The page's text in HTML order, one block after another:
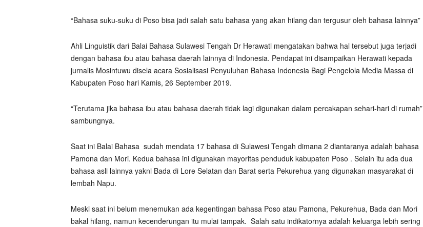
“Bahasa suku-suku di Poso bisa jadi salah satu bahasa yang akan hilang dan tergusur oleh bahasa lainnya”
Ahli Linguistik dari Balai Bahasa Sulawesi Tengah Dr Herawati mengatakan bahwa hal tersebut juga terjadi
dengan bahasa ibu atau bahasa daerah lainnya di Indonesia. Pendapat ini disampaikan Herawati kepada
jurnalis Mosintuwu disela acara Sosialisasi Penyuluhan Bahasa Indonesia Bagi Pengelola Media Massa di
Kabupaten Poso hari Kamis, 26 September 2019.
“Terutama jika bahasa ibu atau bahasa daerah tidak lagi digunakan dalam percakapan sehari-hari di rumah”
sambungnya.
Saat ini Balai Bahasa sudah mendata 17 bahasa di Sulawesi Tengah dimana 2 diantaranya adalah bahasa
Pamona dan Mori. Kedua bahasa ini digunakan mayoritas penduduk kabupaten Poso . Selain itu ada dua
bahasa asli lainnya yakni Bada di Lore Selatan dan Barat serta Pekurehua yang digunakan masyarakat di
lembah Napu.
Meski saat ini belum menemukan ada kegentingan bahasa Poso atau Pamona, Pekurehua, Bada dan Mori
bakal hilang, namun kecenderungan itu mulai tampak. Salah satu indikatornya adalah keluarga lebih sering